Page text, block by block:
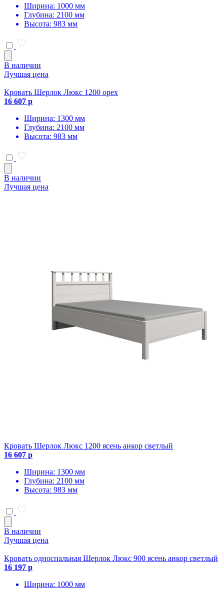
Ширина: 1000 мм
Глубина: 2100 мм
Высота: 983 мм
В наличии
Лучшая цена
Кровать Шерлок Люкс 1200 орех
16 607 р
Ширина: 1300 мм
Глубина: 2100 мм
Высота: 983 мм
В наличии
Лучшая цена
Кровать Шерлок Люкс 1200 ясень анкор светлый
16 607 р
Ширина: 1300 мм
Глубина: 2100 мм
Высота: 983 мм
В наличии
Лучшая цена
Кровать односпальная Шерлок Люкс 900 ясень анкор светлый
16 197 р
Ширина: 1000 мм